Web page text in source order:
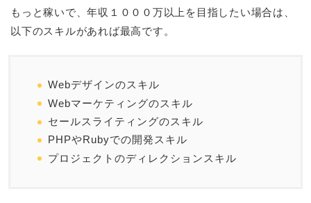
もっと稼いで、年収１０００万以上を目指したい場合は、
以下のスキルがあれば最高です。
Webデザインのスキル
Webマーケティングのスキル
セールスライティングのスキル
PHPやRubyでの開発スキル
プロジェクトのディレクションスキル